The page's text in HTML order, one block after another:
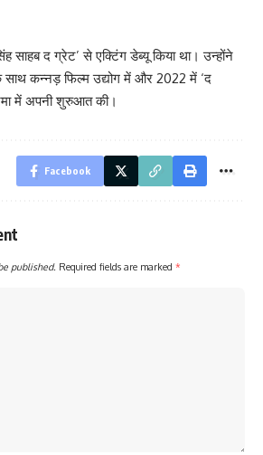
साहब द ग्रेट’ से एक्टिंग डेब्यू किया था। उन्होंने
साथ कन्नड़ फिल्म उद्योग में और 2022 में ‘द
में अपनी शुरुआत की।
Facebook
published. Required fields are marked *